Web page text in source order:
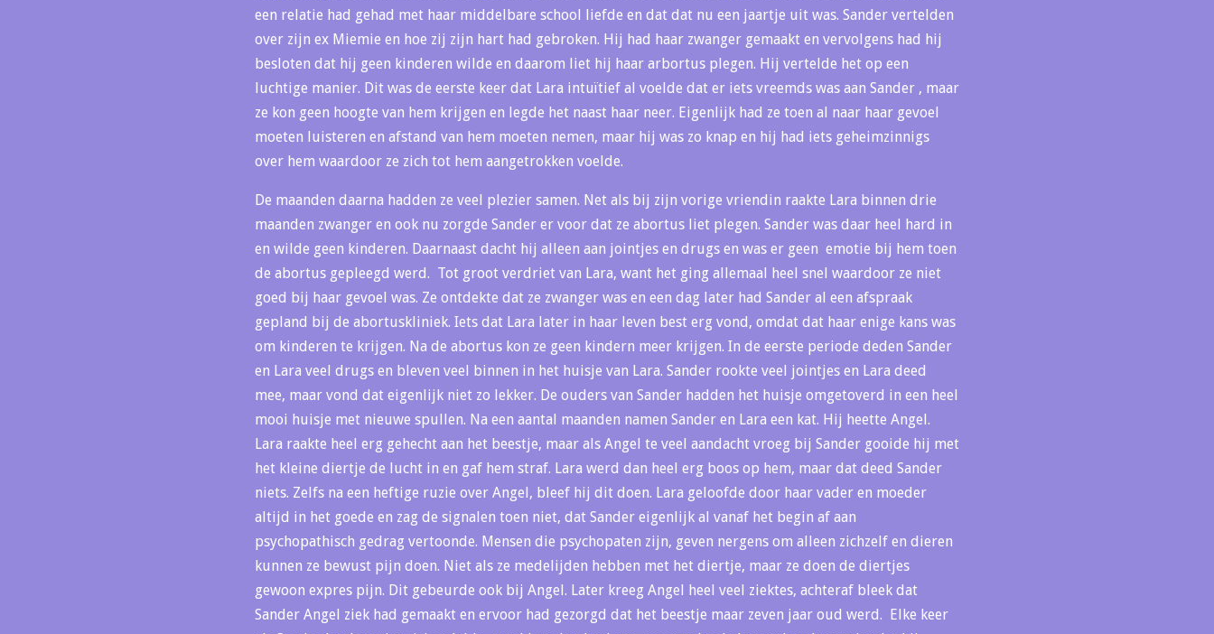
een relatie had gehad met haar middelbare school liefde en dat dat nu een jaartje uit was. Sander vertelden
over zijn ex Miemie en hoe zij zijn hart had gebroken. Hij had haar zwanger gemaakt en vervolgens had hij
besloten dat hij geen kinderen wilde en daarom liet hij haar arbortus plegen. Hij vertelde het op een
luchtige manier. Dit was de eerste keer dat Lara intuïtief al voelde dat er iets vreemds was aan Sander , maar
ze kon geen hoogte van hem krijgen en legde het naast haar neer. Eigenlijk had ze toen al naar haar gevoel
moeten luisteren en afstand van hem moeten nemen, maar hij was zo knap en hij had iets geheimzinnigs
over hem waardoor ze zich tot hem aangetrokken voelde.
De maanden daarna hadden ze veel plezier samen. Net als bij zijn vorige vriendin raakte Lara binnen drie
maanden zwanger en ook nu zorgde Sander er voor dat ze abortus liet plegen. Sander was daar heel hard in
en wilde geen kinderen. Daarnaast dacht hij alleen aan jointjes en drugs en was er geen emotie bij hem toen
de abortus gepleegd werd. Tot groot verdriet van Lara, want het ging allemaal heel snel waardoor ze niet
goed bij haar gevoel was. Ze ontdekte dat ze zwanger was en een dag later had Sander al een afspraak
gepland bij de abortuskliniek. Iets dat Lara later in haar leven best erg vond, omdat dat haar enige kans was
om kinderen te krijgen. Na de abortus kon ze geen kindern meer krijgen. In de eerste periode deden Sander
en Lara veel drugs en bleven veel binnen in het huisje van Lara. Sander rookte veel jointjes en Lara deed
mee, maar vond dat eigenlijk niet zo lekker. De ouders van Sander hadden het huisje omgetoverd in een heel
mooi huisje met nieuwe spullen. Na een aantal maanden namen Sander en Lara een kat. Hij heette Angel.
Lara raakte heel erg gehecht aan het beestje, maar als Angel te veel aandacht vroeg bij Sander gooide hij met
het kleine diertje de lucht in en gaf hem straf. Lara werd dan heel erg boos op hem, maar dat deed Sander
niets. Zelfs na een heftige ruzie over Angel, bleef hij dit doen. Lara geloofde door haar vader en moeder
altijd in het goede en zag de signalen toen niet, dat Sander eigenlijk al vanaf het begin af aan
psychopathisch gedrag vertoonde. Mensen die psychopaten zijn, geven nergens om alleen zichzelf en dieren
kunnen ze bewust pijn doen. Niet als ze medelijden hebben met het diertje, maar ze doen de diertjes
gewoon expres pijn. Dit gebeurde ook bij Angel. Later kreeg Angel heel veel ziektes, achteraf bleek dat
Sander Angel ziek had gemaakt en ervoor had gezorgd dat het beestje maar zeven jaar oud werd. Elke keer